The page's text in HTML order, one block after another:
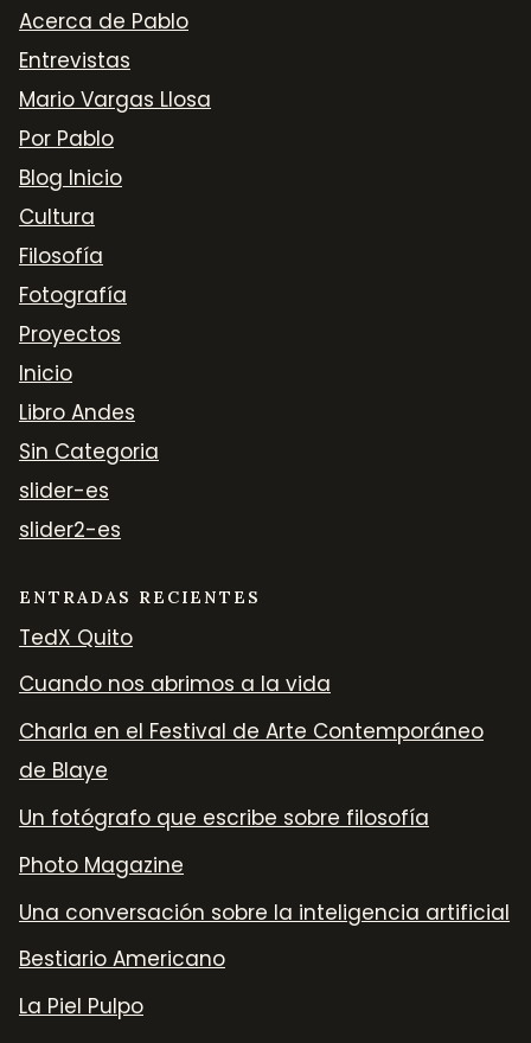
Acerca de Pablo
Entrevistas
Mario Vargas Llosa
Por Pablo
Blog Inicio
Cultura
Filosofía
Fotografía
Proyectos
Inicio
Libro Andes
Sin Categoria
slider-es
slider2-es
ENTRADAS RECIENTES
TedX Quito
Cuando nos abrimos a la vida
Charla en el Festival de Arte Contemporáneo
de Blaye
Un fotógrafo que escribe sobre filosofía
Photo Magazine
Una conversación sobre la inteligencia artificial
Bestiario Americano
La Piel Pulpo